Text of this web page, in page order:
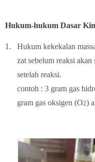
Hukum-hukum Dasar
1. Hukum kekekalan
zat sebelum reaksi akan
setelah reaksi.
contoh : 3 gram gas
gram gas oksigen (O2)